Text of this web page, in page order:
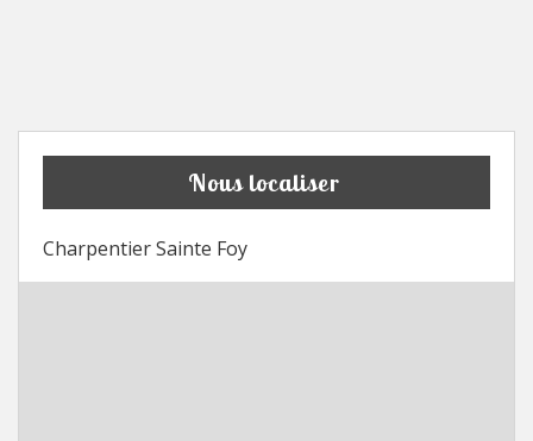
Nous localiser
Charpentier Sainte Foy